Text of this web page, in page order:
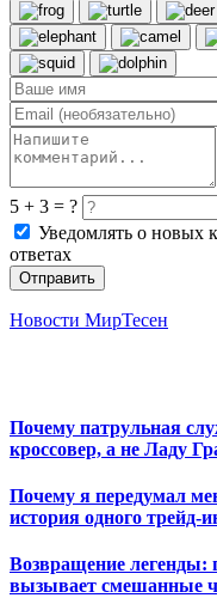
5 + 3 = ?
Уведомлять о новых
ответах
Отправить
Новости МирТесен
Почему патрульная
кроссовер, а не Ладу
Почему я передумал
история одного трейд-
Возвращение легенды:
вызывает смешанные